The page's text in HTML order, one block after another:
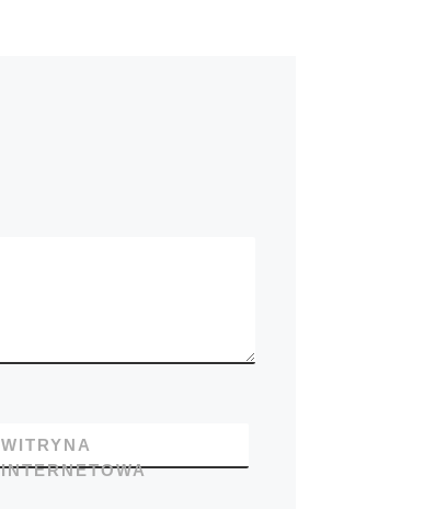
WITRYNA
INTERNETOWA